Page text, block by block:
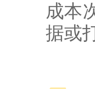
成本
据或